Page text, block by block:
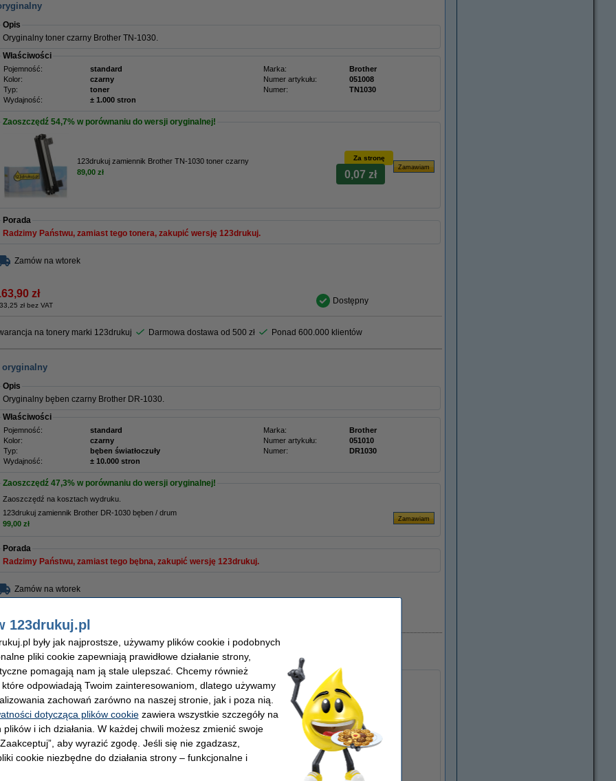
Opis
Oryginalny toner czarny Brother TN-1030.
Właściwości
Pojemność: standard Marka:
Brother
Kolor:
czarny Numer artykułu:
051008
Typ:
toner Numer:
TN1030
Wydajność:
± 1.000 stron
Zaoszczędź 54,7% w porównaniu do wersji oryginalnej!
123drukuj zamiennik Brother TN-1030 toner czarny
89,00 zł
Za stronę
0,07 zł
Porada
Radzimy Państwu, zamiast tego tonera, zakupić wersję 123drukuj.
Zamów na wtorek
zł
zł bez VAT Dostępny
na tonery marki 123drukuj Darmowa dostawa od 500 zł Ponad 600.000 klientów
oryginalny
Opis
Oryginalny bęben czarny Brother DR-1030.
Właściwości
Pojemność: standard Marka:
Brother
Kolor:
czarny Numer artykułu:
051010
Typ:
bęben światłoczuły Numer:
DR1030
Wydajność:
± 10.000 stron
Zaoszczędź 47,3% w porównaniu do wersji oryginalnej!
Zaoszczędź na kosztach wydruku.
123drukuj zamiennik Brother DR-1030 bęben / drum
99,00 zł
Porada
Radzimy Państwu, zamiast tego bębna, zakupić wersję 123drukuj.
Zamów na wtorek
zł bez VAT
1030 bęben / drum
Opis
Zaoszczędź47,3%w porównaniu do wersji oryginalnej!
Bęben marki 123drukuj do drukarek Brother.
Wydajność: 10.000 stron.
Wyprodukowany przez fabrykę posiadającą certyfikat ISO9001 (więc według najwyższych norm jakości).
Ten sam poziom jakości wydruku, a ... taniej!
123drukuj.pl
były jak najprostsze, używamy plików cookie i podobnych
pliki cookie zapewniają prawidłowe działanie strony,
pomagają nam ją stale ulepszać. Chcemy również
odpowiadają Twoim zainteresowaniom, dlatego używamy
zachowań zarówno na naszej stronie, jak i poza nią.
dotycząca plików cookiezawiera wszystkie szczegóły na
i ich działania. W każdej chwili możesz zmienić swoje
aby wyrazić zgodę. Jeśli się nie zgadzasz,
cookie niezbędne do działania strony – funkcjonalne i